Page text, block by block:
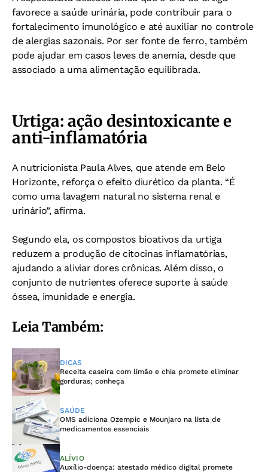
favorece a saúde urinária, pode contribuir para o
fortalecimento imunológico e até auxiliar no controle
de alergias sazonais. Por ser fonte de ferro, também
pode ajudar em casos leves de anemia, desde que
associado a uma alimentação equilibrada.
Urtiga: ação desintoxicante e
anti-inflamatória
A nutricionista Paula Alves, que atende em Belo
Horizonte, reforça o efeito diurético da planta. “É
como uma lavagem natural no sistema renal e
urinário”, afirma.
Segundo ela, os compostos bioativos da urtiga
reduzem a produção de citocinas inflamatórias,
ajudando a aliviar dores crônicas. Além disso, o
conjunto de nutrientes oferece suporte à saúde
óssea, imunidade e energia.
Leia Também:
DICAS
Receita caseira com limão e chia promete eliminar
gorduras; conheça
SAÚDE
OMS adiciona Ozempic e Mounjaro na lista de
medicamentos essenciais
ALÍVIO
Auxílio-doença: atestado médico digital promete